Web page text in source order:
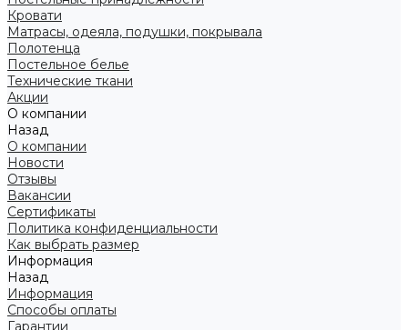
Кровати
Матрасы, одеяла, подушки, покрывала
Полотенца
Постельное белье
Технические ткани
Акции
О компании
Назад
О компании
Новости
Отзывы
Вакансии
Сертификаты
Политика конфиденциальности
Как выбрать размер
Информация
Назад
Информация
Способы оплаты
Гарантии